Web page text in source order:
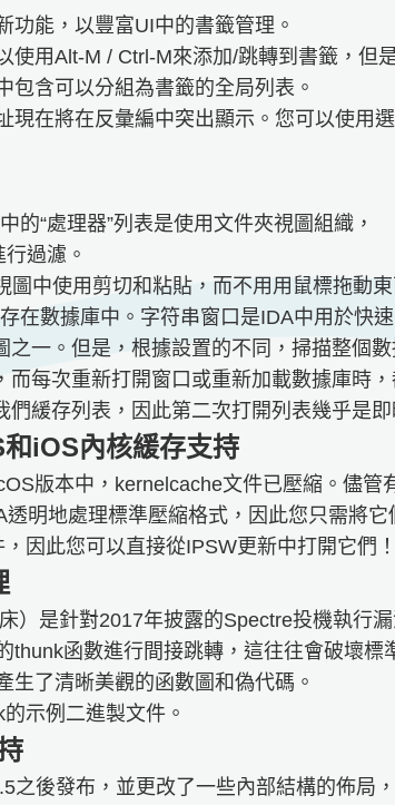
功能，以豐富UI中的書籤管理。
使用Alt-M / Ctrl-M來添加/跳轉到書籤，但
包含可以分組為書籤的全局列表。
現在將在反彙編中突出顯示。您可以使用
的“處理器”列表是使用文件夾視圖組織，
過濾。
圖中使用剪切和粘貼，而不用用鼠標拖動東
存在數據庫中。字符串窗口是IDA中用於快速
一。但是，根據設置的不同，掃描整個
每次重新打開窗口或重新加載數據庫時
緩存列表，因此第二次打開列表幾乎是即
iOS內核緩存支持
版本中，kernelcache文件已壓縮。儘
透明地處理標準壓縮格式，因此您只需將
因此您可以直接從IPSW更新中打開它們！
）是針對2017年披露的Spectre投機執行
thunk函數進行間接跳轉，這往往會破壞
生了清晰美觀的函數圖和偽代碼。
示例二進製文件。
之後發布，並更改了一些內部結構的佈局